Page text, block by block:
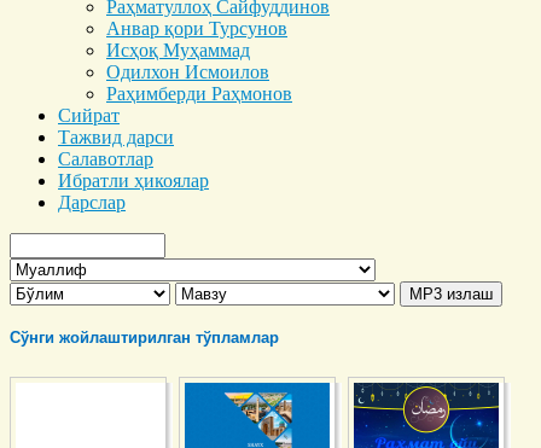
Раҳматуллоҳ Сайфуддинов
Анвар қори Турсунов
Исҳоқ Муҳаммад
Одилхон Исмоилов
Раҳимберди Раҳмонов
Сийрат
Тажвид дарси
Салавотлар
Ибратли ҳикоялар
Дарслар
Сўнги жойлаштирилган тўпламлар